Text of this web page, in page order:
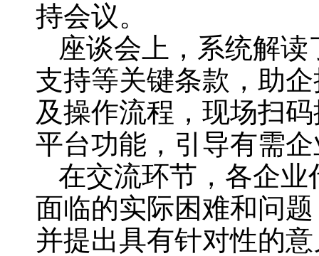
持会议。
座谈会上，系统解
支持等关键条款，助
及操作流程，现场扫
平台功能，引导有需
在交流环节，各企
面临的实际困难和问
并提出具有针对性的